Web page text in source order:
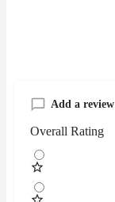
Add a review
Overall Rating